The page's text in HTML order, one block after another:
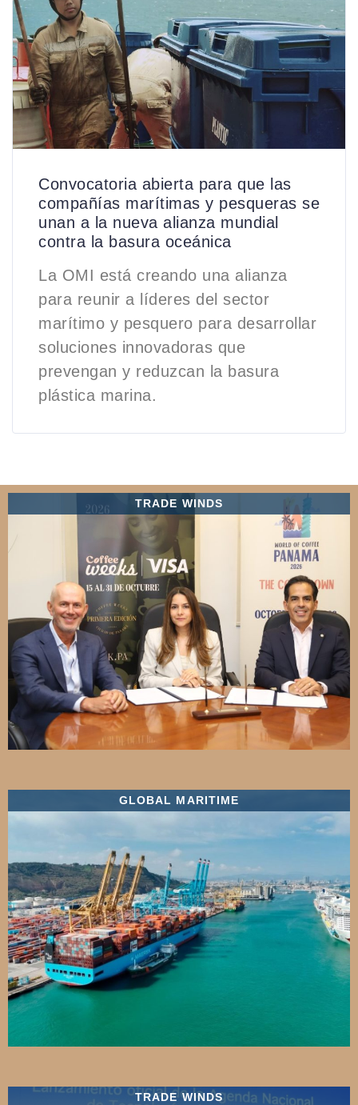
Convocatoria abierta para que las
compañías marítimas y pesqueras se
unan a la nueva alianza mundial
contra la basura oceánica
La OMI está creando una alianza
para reunir a líderes del sector
marítimo y pesquero para desarrollar
soluciones innovadoras que
prevengan y reduzcan la basura
plástica marina.
TRADE WINDS
GLOBAL MARITIME
TRADE WINDS